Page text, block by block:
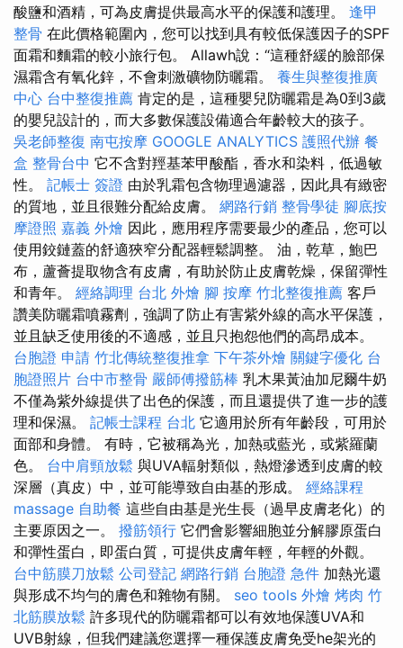
酸鹽和酒精，可為皮膚提供最高水平的保護和護理。 逢甲
整骨 在此價格範圍內，您可以找到具有較低保護因子的SPF
面霜和麵霜的較小旅行包。 Allawh說：“這種舒緩的臉部保
濕霜含有氧化鋅，不會刺激礦物防曬霜。 養生與整復推廣
中心 台中整復推薦 肯定的是，這種嬰兒防曬霜是為0到3歲
的嬰兒設計的，而大多數保護設備適合年齡較大的孩子。
吳老師整復 南屯按摩 GOOGLE ANALYTICS 護照代辦 餐
盒 整骨台中 它不含對羥基苯甲酸酯，香水和染料，低過敏
性。 記帳士 簽證 由於乳霜包含物理過濾器，因此具有緻密
的質地，並且很難分配給皮膚。 網路行銷 整骨學徒 腳底按
摩證照 嘉義 外燴 因此，應用程序需要最少的產品，您可以
使用鉸鏈蓋的舒適狹窄分配器輕鬆調整。 油，乾草，鮑巴
布，蘆薈提取物含有皮膚，有助於防止皮膚乾燥，保留彈性
和青年。 經絡調理 台北 外燴 腳 按摩 竹北整復推薦 客戶
讚美防曬霜噴霧劑，強調了防止有害紫外線的高水平保護，
並且缺乏使用後的不適感，並且只抱怨他們的高昂成本。
台胞證 申請 竹北傳統整復推拿 下午茶外燴 關鍵字優化 台
胞證照片 台中市整骨 嚴師傅撥筋棒 乳木果黃油加尼爾牛奶
不僅為紫外線提供了出色的保護，而且還提供了進一步的護
理和保濕。 記帳士課程 台北 它適用於所有年齡段，可用於
面部和身體。 有時，它被稱為光，加熱或藍光，或紫羅蘭
色。 台中肩頸放鬆 與UVA輻射類似，熱燈滲透到皮膚的較
深層（真皮）中，並可能導致自由基的形成。 經絡課程
massage 自助餐 這些自由基是光生長（過早皮膚老化）的
主要原因之一。 撥筋領行 它們會影響細胞並分解膠原蛋白
和彈性蛋白，即蛋白質，可提供皮膚年輕，年輕的外觀。
台中筋膜刀放鬆 公司登記 網路行銷 台胞證 急件 加熱光還
與形成不均勻的膚色和雜物有關。 seo tools 外燴 烤肉 竹
北筋膜放鬆 許多現代的防曬霜都可以有效地保護UVA和
UVB射線，但我們建議您選擇一種保護皮膚免受he架光的